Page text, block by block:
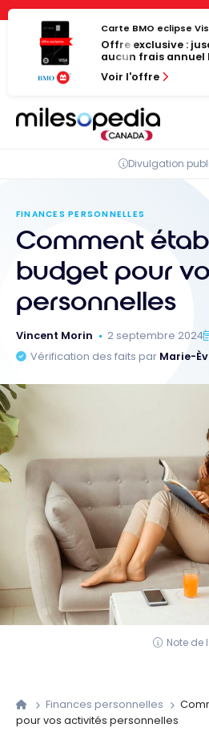
Panneau de gestion des cookies
Passer
contenu
Carte BMO eclipse
Offre exclusive :
aucun frais annuel
Voir l'offre
Divulgation
FINANCES PERSONNELLES
Comment
budget pour
personnelles
Vincent Morin 2 septembre 2024
Vérification des faits par Marie-
Note de
Finances personnelles
pour vos activités personnelles